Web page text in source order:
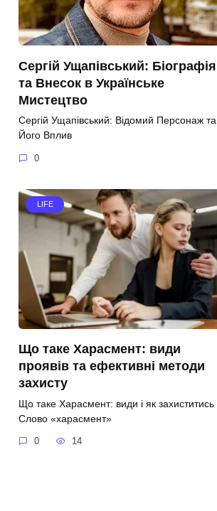
Сергій Ущапівський: Біографія
та Внесок в Українське
Мистецтво
Сергій Ущапівський: Відомий Персонаж та
Його Вплив
0
LIFE
Що таке Харасмент: види
проявів та ефективні методи
захисту
Що таке Харасмент: види і як захиститись
Слово «харасмент»
0 14